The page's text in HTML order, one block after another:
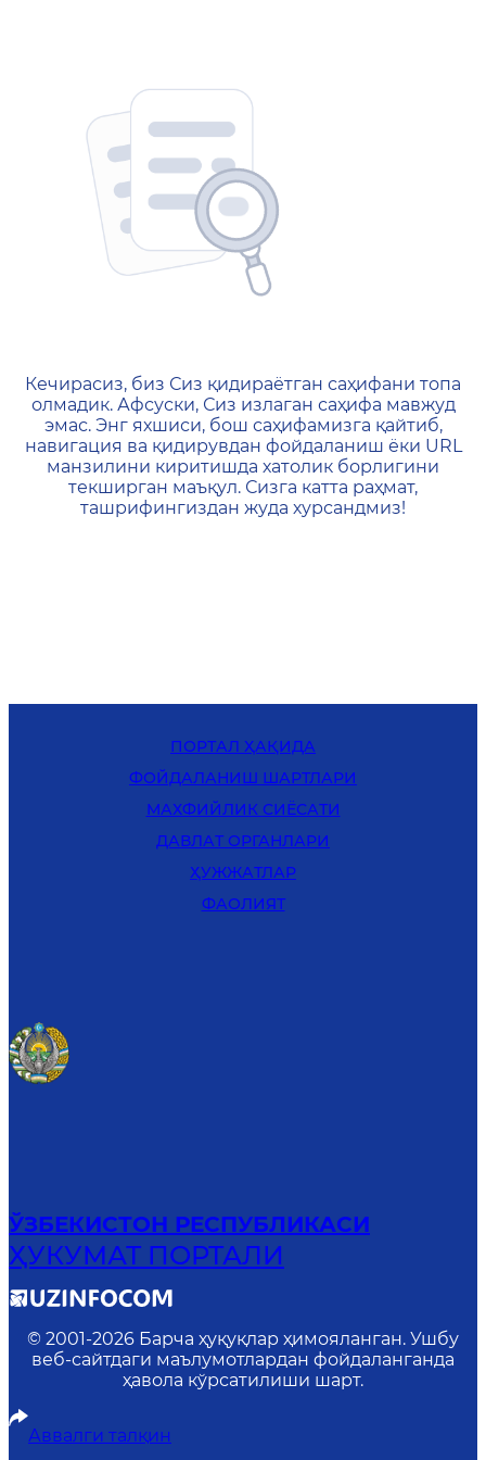
404 — Страница не
Кечирасиз, биз Сиз қидираётган саҳифани топа
олмадик. Афсуски, Сиз излаган саҳифа мавжуд
эмас. Энг яхшиси, бош саҳифамизга қайтиб,
навигация ва қидирувдан фойдаланиш ёки URL
манзилини киритишда хатолик борлигини
текширган маъқул. Сизга катта раҳмат,
ташрифингиздан жуда хурсандмиз!
ПОРТАЛ ҲАҚИДА
ФОЙДАЛАНИШ ШАРТЛАРИ
MАХФИЙЛИК СИЁСАТИ
ДАВЛАТ ОРГАНЛАРИ
ҲУЖЖАТЛАР
ФАОЛИЯТ
ЎЗБЕКИСТОН РЕСПУБЛИКАСИ
ҲУКУМАТ ПОРТАЛИ
© 2001-2026 Барча ҳуқуқлар ҳимояланган. Ушбу
веб-сайтдаги маълумотлардан фойдаланганда
ҳавола кўрсатилиши шарт.
Аввалги талқин